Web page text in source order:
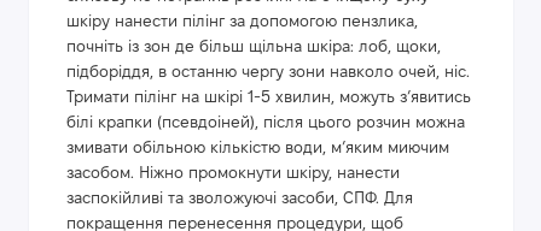
шкіру нанести пілінг за допомогою пензлика,
почніть із зон де більш щільна шкіра: лоб, щоки,
підборіддя, в останню чергу зони навколо очей, ніс.
Тримати пілінг на шкірі 1-5 хвилин, можуть з’явитись
білі крапки (псевдоіней), після цього розчин можна
змивати обільною кількістю води, м’яким миючим
засобом. Ніжно промокнути шкіру, нанести
заспокійливі та зволожуючі засоби, СПФ. Для
покращення перенесення процедури, щоб